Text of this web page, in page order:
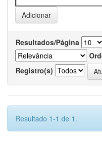
Resultados/Página
Registro(s)
Resultado 1-1 de 1.